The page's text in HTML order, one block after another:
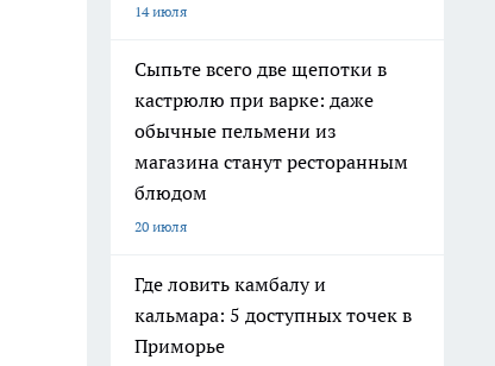
14 июля
Сыпьте всего две щепотки в
кастрюлю при варке: даже
обычные пельмени из
магазина станут ресторанным
блюдом
20 июля
Где ловить камбалу и
кальмара: 5 доступных точек в
Приморье